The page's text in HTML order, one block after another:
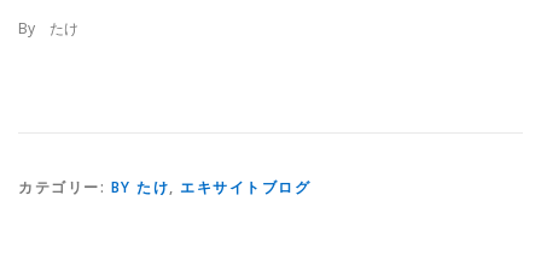
By たけ
カテゴリー: BY たけ, エキサイトブログ